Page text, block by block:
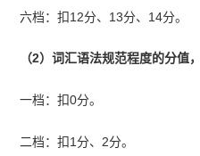
六档：扣12分、13分、14分。
（2）词汇语法规范程度的分值
一档：扣0分。
二档：扣1分、2分。